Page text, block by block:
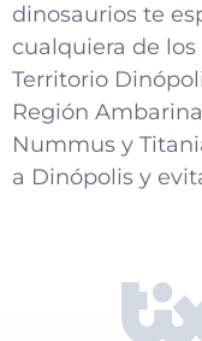
dinosaurios te
cualquiera de
Territorio
Región
Nummus y
a Dinópolis y